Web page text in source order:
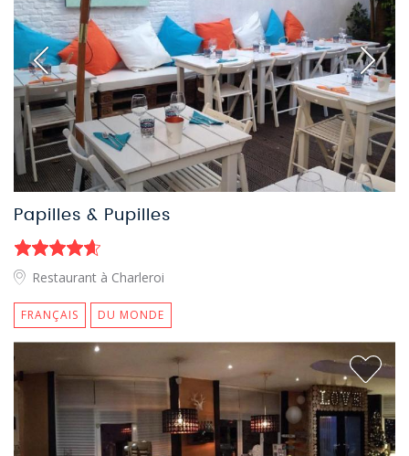
Papilles & Pupilles
Restaurant à Charleroi
FRANÇAIS DU MONDE